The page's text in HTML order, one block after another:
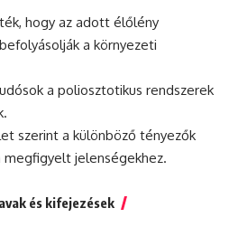
hogy az adott élőlény
a környezeti
a poliosztotikus rendszerek
szerint a különböző tényezők
jelenségekhez.
és kifejezések